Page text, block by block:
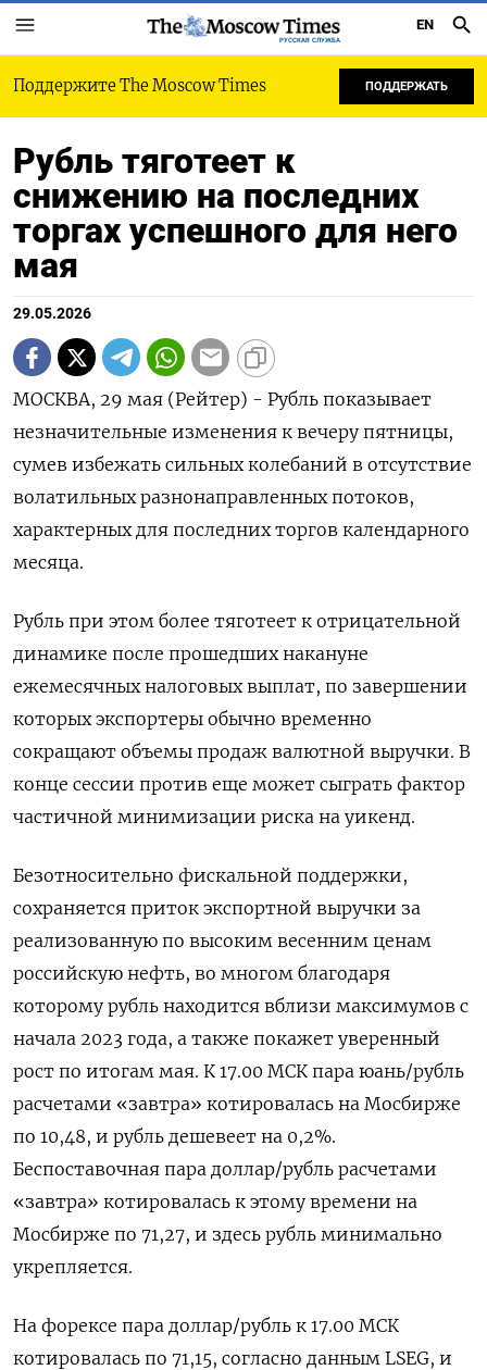
РУССКАЯ СЛУЖБА
EN
Поддержите The Moscow Times ПОДДЕРЖАТЬ
Рубль тяготеет к
снижению на последних
торгах успешного для него
мая
29.05.2026
МОСКВА, 29 мая (Рейтер) - Рубль показывает
незначительные изменения к вечеру пятницы,
сумев избежать сильных колебаний в отсутствие
волатильных разнонаправленных потоков,
характерных для последних торгов календарного
месяца.
Рубль при этом более тяготеет к отрицательной
динамике после прошедших накануне
ежемесячных налоговых выплат, по завершении
которых экспортеры обычно временно
‌сокращают объемы продаж валютной выручки. В
конце сессии против еще может сыграть фактор
частичной минимизации риска на уикенд.
Безотносительно фискальной поддержки,
сохраняется приток экспортной выручки за
реализованную по высоким весенним ценам
российскую нефть, во многом благодаря
которому рубль находится вблизи максимумов с
начала 2023 ​года, а также покажет уверенный
рост по ​итогам мая. К 17.00 МСК пара юань/рубль ​
расчетами «завтра» котировалась на Мосбирже
⁠по 10,48, и рубль дешевеет на 0,2%.
Беспоставочная пара доллар/рубль расчетами
«завтра» котировалась к этому времени ‌на
Мосбирже по 71,27, и здесь рубль минимально
укрепляется.
На ‌форексе пара доллар/рубль к 17.00 МСК
котировалась по 71,15, согласно данным LSEG, и